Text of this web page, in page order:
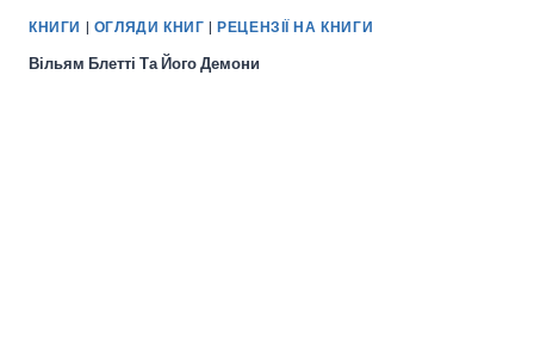
КНИГИ | ОГЛЯДИ КНИГ |РЕЦЕНЗІЇ НА КНИГИ
Вільям Блетті Та Його Демони